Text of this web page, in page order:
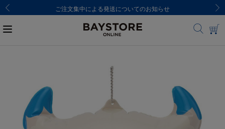
ご注文集中による発送についてのお知らせ